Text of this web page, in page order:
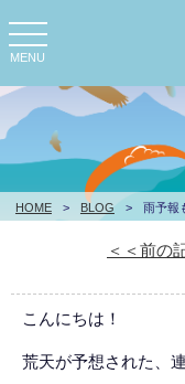
toggle
navigation
MENU
HOME > BLOG > 雨予報
＜＜前の
こんにちは！
荒天が予想された、連